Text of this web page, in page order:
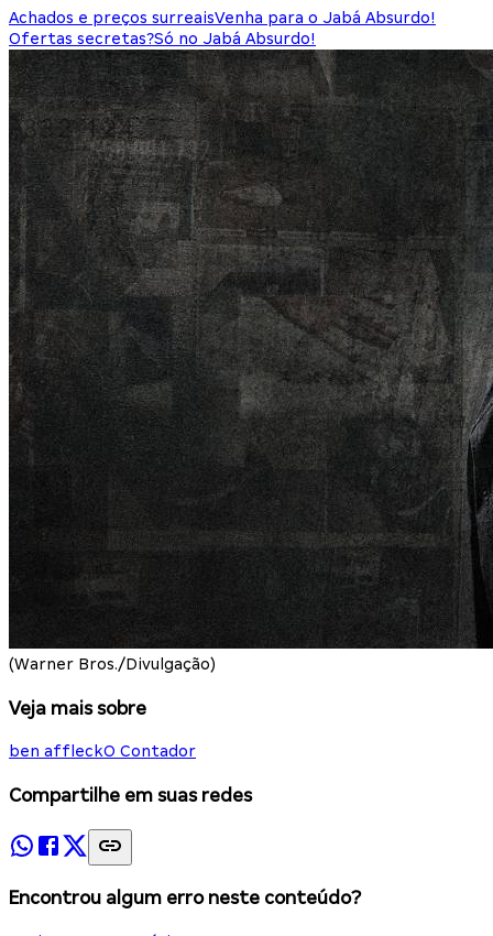
Achados e preços surreaisVenha para o Jabá Absurdo!
Ofertas secretas?Só no Jabá Absurdo!
(Warner Bros./Divulgação)
Veja mais sobre
ben affleckO Contador
Compartilhe em suas redes
Encontrou algum erro neste conteúdo?